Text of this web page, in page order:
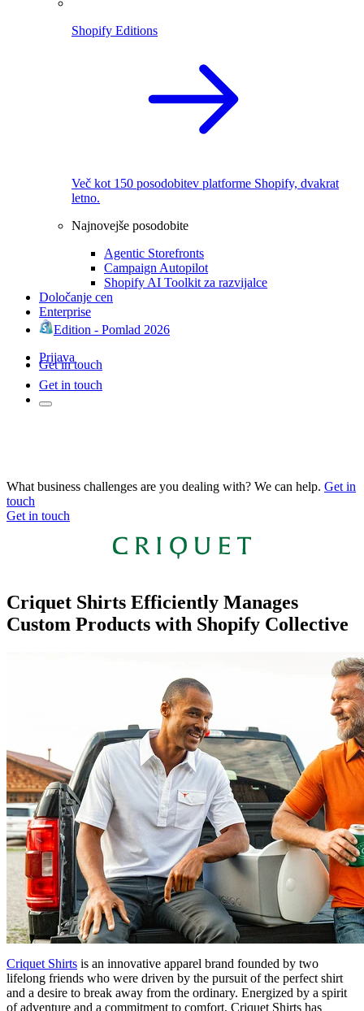
Shopify Editions
Več kot 150 posodobitev platforme Shopify, dvakrat
letno.
Najnovejše posodobite
Agentic Storefronts
Campaign Autopilot
Shopify AI Toolkit za razvijalce
Določanje cen
Enterprise
Edition - Pomlad 2026
Prijava
Get in touch
Get in touch
What business challenges are you dealing with? We can help. Get in
touch
Get in touch
Criquet Shirts Efficiently Manages
Custom Products with Shopify Collective
Criquet Shirts is an innovative apparel brand founded by two
lifelong friends who were driven by the pursuit of the perfect shirt
and a desire to break away from the ordinary. Energized by a spirit
of adventure and a commitment to comfort, Criquet Shirts has